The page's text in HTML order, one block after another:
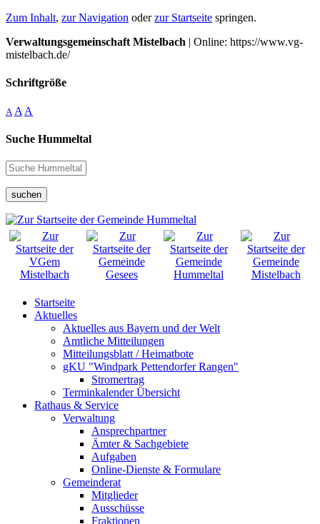
Zum Inhalt, zur Navigation oderzur Startseite springen.
Verwaltungsgemeinschaft Mistelbach | Online: https://www.vg-
mistelbach.de/
Schriftgröße
A A A
Suche Hummeltal
suchen
Startseite
Aktuelles
Aktuelles aus Bayern und der Welt
Amtliche Mitteilungen
Mitteilungsblatt / Heimatbote
gKU "Windpark Pettendorfer Rangen"
Stromertrag
Terminkalender Übersicht
Rathaus & Service
Verwaltung
Ansprechpartner
Ämter & Sachgebiete
Aufgaben
Online-Dienste & Formulare
Gemeinderat
Mitglieder
Ausschüsse
Fraktionen